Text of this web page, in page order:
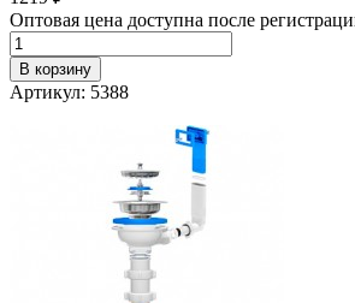
Оптовая цена доступна после
В корзину
Артикул: 5388